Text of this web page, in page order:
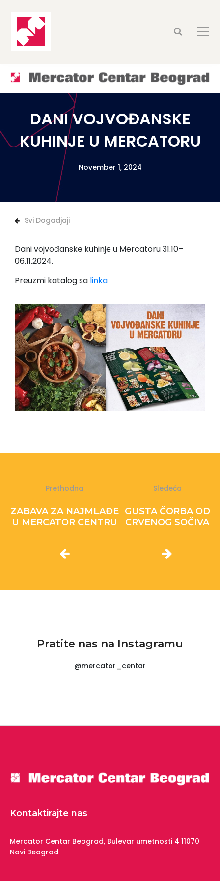
DANI VOJVOĐANSKE
KUHINJE U MERCATORU
November 1, 2024
Svi Dogadjaji
Dani vojvođanske kuhinje u Mercatoru 31.10–
06.11.2024.
Preuzmi katalog sa linka
Prethodna
ZABAVA ZA NAJMLAĐE
U MERCATOR CENTRU
Sledeća
GUSTA ČORBA OD
CRVENOG SOČIVA
Pratite nas na Instagramu
@mercator_centar
Kontaktirajte nas
Mercator Centar Beograd, Bulevar umetnosti 4 11070
Novi Beograd